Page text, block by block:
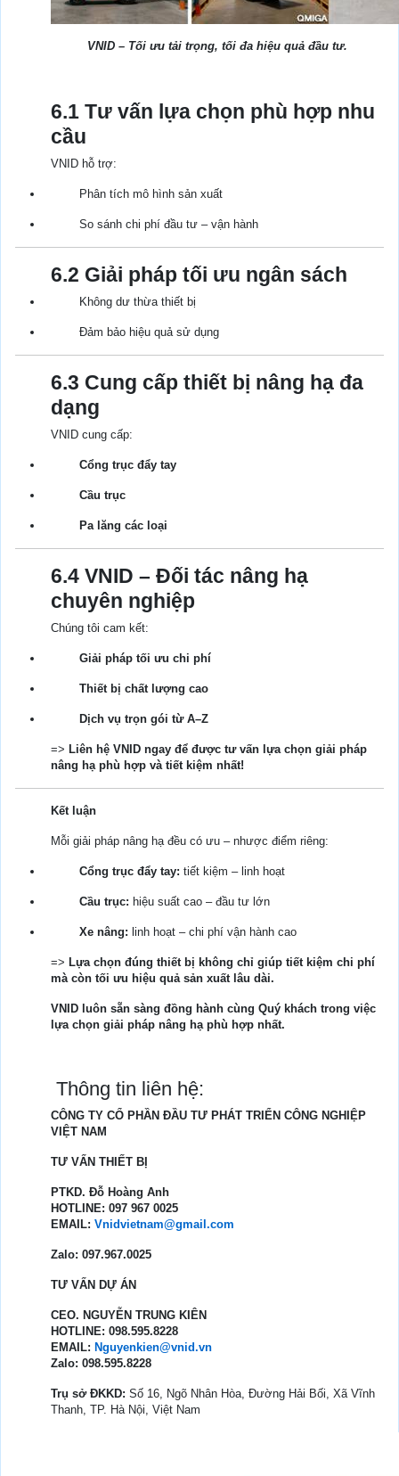
VNID – Tối ưu tải trọng, tối đa hiệu quả đầu tư.
6.1 Tư vấn lựa chọn phù hợp nhu
cầu
VNID hỗ trợ:
Phân tích mô hình sản xuất
So sánh chi phí đầu tư – vận hành
6.2 Giải pháp tối ưu ngân sách
Không dư thừa thiết bị
Đảm bảo hiệu quả sử dụng
6.3 Cung cấp thiết bị nâng hạ đa
dạng
VNID cung cấp:
Cổng trục đẩy tay
Cầu trục
Pa lăng các loại
6.4 VNID – Đối tác nâng hạ
chuyên nghiệp
Chúng tôi cam kết:
Giải pháp tối ưu chi phí
Thiết bị chất lượng cao
Dịch vụ trọn gói từ A–Z
=> Liên hệ VNID ngay để được tư vấn lựa chọn giải pháp
nâng hạ phù hợp và tiết kiệm nhất!
Kết luận
Mỗi giải pháp nâng hạ đều có ưu – nhược điểm riêng:
Cổng trục đẩy tay: tiết kiệm – linh hoạt
Cầu trục: hiệu suất cao – đầu tư lớn
Xe nâng: linh hoạt – chi phí vận hành cao
=> Lựa chọn đúng thiết bị không chỉ giúp tiết kiệm chi phí
mà còn tối ưu hiệu quả sản xuất lâu dài.
VNID luôn sẵn sàng đồng hành cùng Quý khách trong việc
lựa chọn giải pháp nâng hạ phù hợp nhất.
Thông tin liên hệ:
CÔNG TY CỔ PHẦN ĐẦU TƯ PHÁT TRIỂN CÔNG NGHIỆP
VIỆT NAM
TƯ VẤN THIẾT BỊ
PTKD. Đỗ Hoàng Anh
HOTLINE: 097 967 0025
EMAIL: Vnidvietnam@gmail.com
Zalo: 097.967.0025
TƯ VẤN DỰ ÁN
CEO. NGUYỄN TRUNG KIÊN
HOTLINE: 098.595.8228
EMAIL: Nguyenkien@vnid.vn
Zalo: 098.595.8228
Trụ sở ĐKKD: Số 16, Ngõ Nhân Hòa, Đường Hải Bối, Xã Vĩnh
Thanh, TP. Hà Nội, Việt Nam